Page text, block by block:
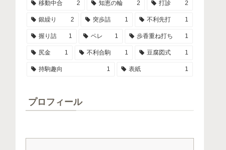
移動中合 2 知恵の輪 2 打診 2
銀繰り 2 突歩詰 1 不利先打 1
握り詰 1 ペレ 1 歩香重ね打ち 1
尻金 1 不利合駒 1 豆腐図式 1
持駒趣向 1 表紙 1
プロフィール